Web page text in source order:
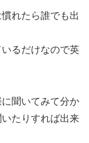
れたら誰でも出
るだけなので英
聞いてみて分か
たりすれば出来